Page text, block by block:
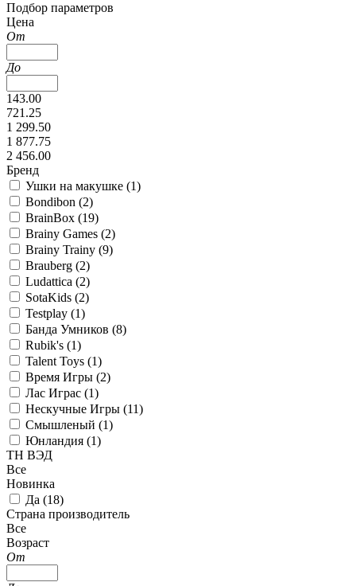
Подбор параметров
Цена
От
До
143.00
721.25
1 299.50
1 877.75
2 456.00
Бренд
Ушки на макушке (1)
Bondibon (2)
BrainBox (19)
Brainy Games (2)
Brainy Trainy (9)
Brauberg (2)
Ludattica (2)
SotaKids (2)
Testplay (1)
Банда Умников (8)
Rubik's (1)
Talent Toys (1)
Время Игры (2)
Лас Играс (1)
Нескучные Игры (11)
Смышленый (1)
Юнландия (1)
ТН ВЭД
Все
Новинка
Да (18)
Страна производитель
Все
Возраст
От